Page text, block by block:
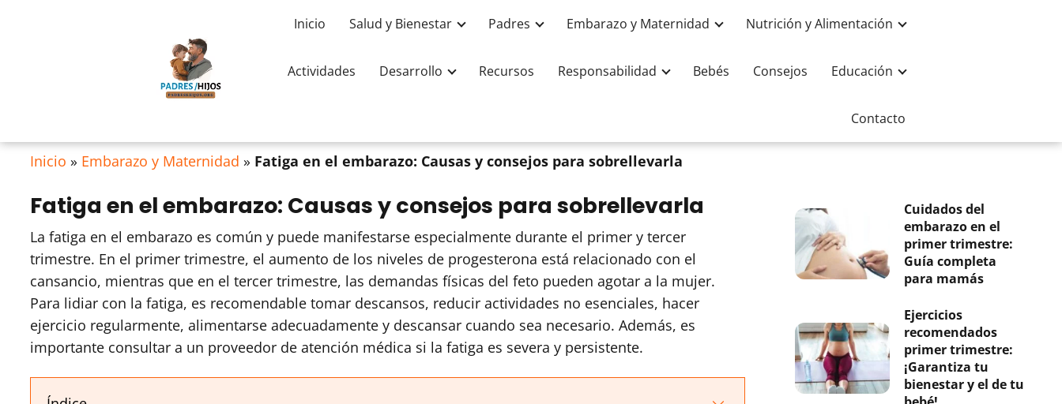
Inicio Salud y Bienestar Padres Embarazo y Maternidad Nutrición y Alimentación
Actividades Desarrollo Recursos Responsabilidad Bebés Consejos Educación
Contacto
Inicio » Embarazo y Maternidad » Fatiga en el embarazo: Causas y consejos para sobrellevarla
Fatiga en el embarazo: Causas y consejos para sobrellevarla
La fatiga en el embarazo es común y puede manifestarse especialmente durante el primer y tercer
trimestre. En el primer trimestre, el aumento de los niveles de progesterona está relacionado con el
cansancio, mientras que en el tercer trimestre, las demandas físicas del feto pueden agotar a la mujer.
Para lidiar con la fatiga, es recomendable tomar descansos, reducir actividades no esenciales, hacer
ejercicio regularmente, alimentarse adecuadamente y descansar cuando sea necesario. Además, es
importante consultar a un proveedor de atención médica si la fatiga es severa y persistente.
Cuidados del
embarazo en el
primer trimestre:
Guía completa
para mamás
Ejercicios
recomendados
primer trimestre:
¡Garantiza tu
bienestar y el de tu